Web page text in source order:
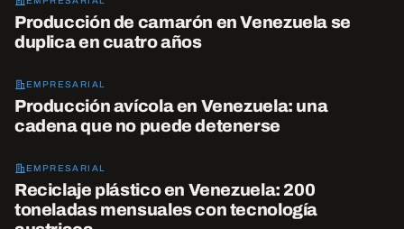
Producción de camarón en Venezuela se
duplica en cuatro años
EMPRESARIAL
Producción avícola en Venezuela: una
cadena que no puede detenerse
EMPRESARIAL
Reciclaje plástico en Venezuela: 200
toneladas mensuales con tecnología